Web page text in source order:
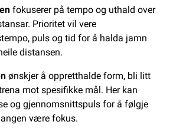
fokuserer på tempo og uthald over
Prioritet vil vere
puls og tid for å halda jamn
distansen.
ønskjer å oppretthalde form, bli litt
mot spesifikke mål. Her kan
og gjennomsnittspuls for å følgje
være fokus.